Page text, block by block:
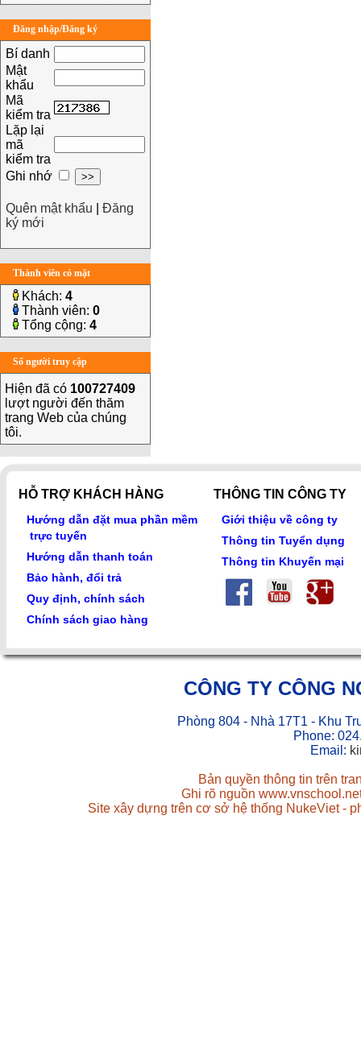
Đăng nhập/Đăng ký
Bí danh
Mật
khẩu
Mã
kiểm tra
Lặp lại
mã
kiểm tra
Ghi nhớ
Quên mật khẩu
Đăng
ký mới
Thành viên có mặt
Khách: 4
Thành viên: 0
Tổng cộng: 4
Số người truy cập
Hiện đã có 100727409
lượt người đến thăm
trang Web của chúng
tôi.
HỖ TRỢ KHÁCH HÀNG
Hướng dẫn đặt mua phần mềm
trực tuyến
Hướng dẫn thanh toán
Bảo hành, đổi trả
Quy định, chính sách
Chính sách giao hàng
THÔNG TIN CÔNG TY
Giới thiệu về công ty
Thông tin Tuyển dụng
Thông tin Khuyến mại
CÔNG TY CÔNG
Phòng 804 - Nhà 17T1 - Khu
Phone:
Email:
Bản quyền thông tin trên
Ghi rõ nguồn
Site xây dựng trên cơ sở hệ thống NukeViet -